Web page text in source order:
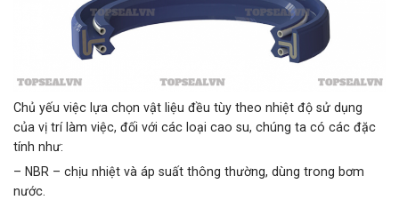
Chủ yếu việc lựa chọn vật liệu đều tùy theo nhiệt độ sử dụng
của vị trí làm việc, đối với các loại cao su, chúng ta có các đặc
tính như:
– NBR – chịu nhiệt và áp suất thông thường, dùng trong bơm
nước.